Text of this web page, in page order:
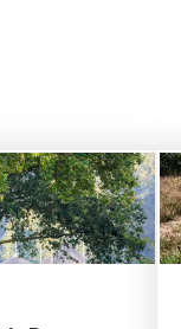
plek uit
kunnen